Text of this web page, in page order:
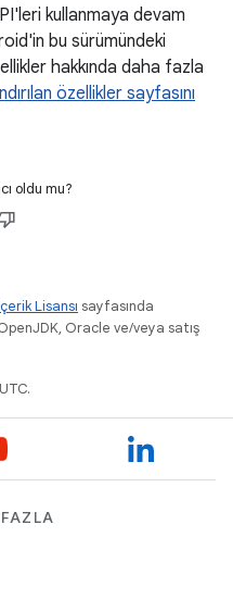
kullanmaya devam
bu sürümündeki
hakkında daha fazla
özellikler sayfasını
oldu mu?
Lisansı sayfasında
Oracle ve/veya satış